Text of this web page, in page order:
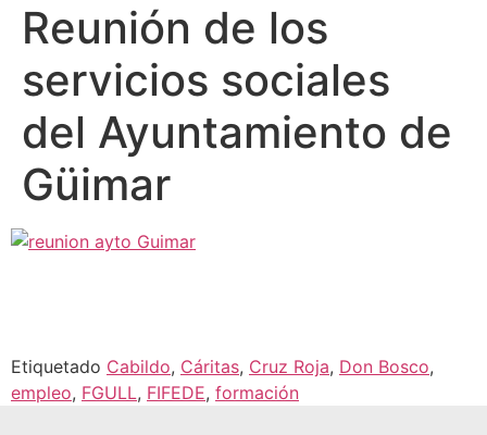
Reunión de los
servicios sociales
del Ayuntamiento de
Güimar
Etiquetado Cabildo, Cáritas, Cruz Roja, Don Bosco,
empleo, FGULL, FIFEDE, formación